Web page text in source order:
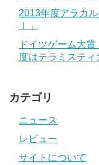
2013年度アラカ
Ｉ」
ドイツゲーム大
度はテラミスティ
カテゴリ
ニュース
レビュー
サイトについて